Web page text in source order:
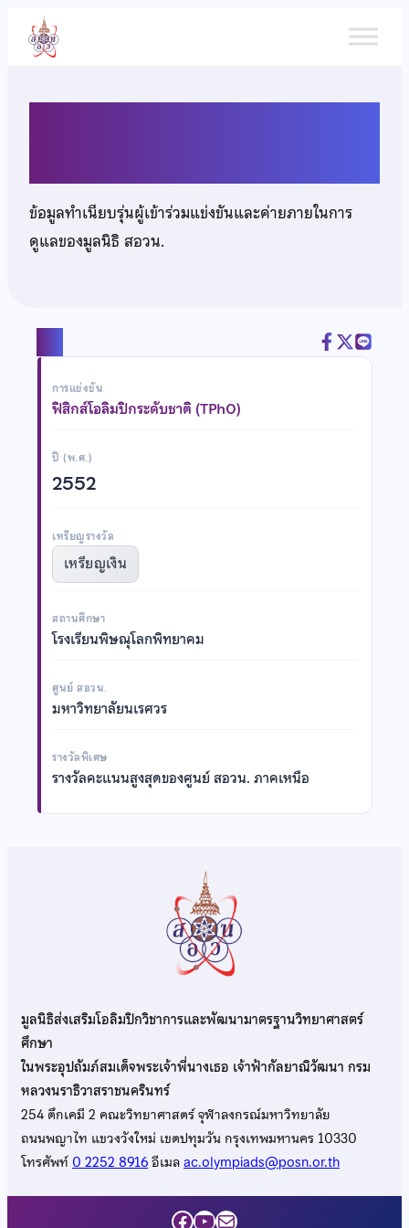
เนื้อหา
ข้อมูลทำเนียบรุ่นผู้เข้าร่วมแข่งขันและค่ายภายในการ
ดูแลของมูลนิธิ สอวน.
การแข่งขัน
ฟิสิกส์โอลิมปิกระดับชาติ (TPhO)
ปี (พ.ศ.)
2552
เหรียญรางวัล
เหรียญเงิน
สถานศึกษา
โรงเรียนพิษณุโลกพิทยาคม
ศูนย์ สอวน.
มหาวิทยาลัยนเรศวร
รางวัลพิเศษ
รางวัลคะแนนสูงสุดของศูนย์ สอวน. ภาคเหนือ
มูลนิธิส่งเสริมโอลิมปิกวิชาการและพัฒนามาตรฐานวิทยาศาสตร์
ศึกษา
ในพระอุปถัมภ์สมเด็จพระเจ้าพี่นางเธอ เจ้าฟ้ากัลยาณิวัฒนา กรม
หลวงนราธิวาสราชนครินทร์
254 ตึกเคมี 2 คณะวิทยาศาสตร์ จุฬาลงกรณ์มหาวิทยาลัย
ถนนพญาไท แขวงวังใหม่ เขตปทุมวัน กรุงเทพมหานคร 10330
โทรศัพท์0 2252 8916อีเมลac.olympiads@posn.or.th
Facebook
YouTube
Mail